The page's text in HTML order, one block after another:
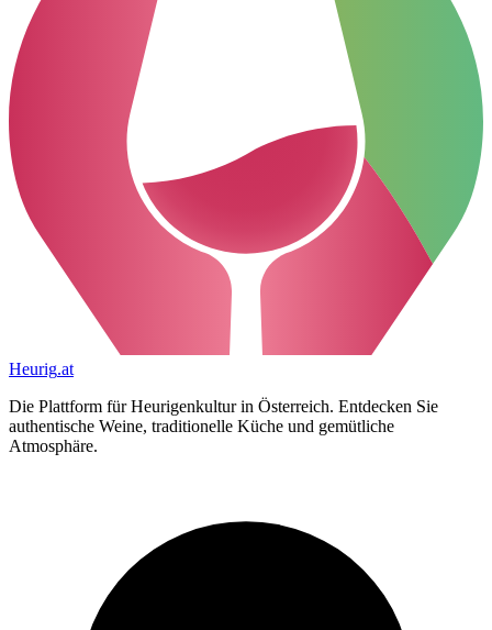
Heurig.at
Die Plattform für Heurigenkultur in Österreich. Entdecken Sie
authentische Weine, traditionelle Küche und gemütliche
Atmosphäre.